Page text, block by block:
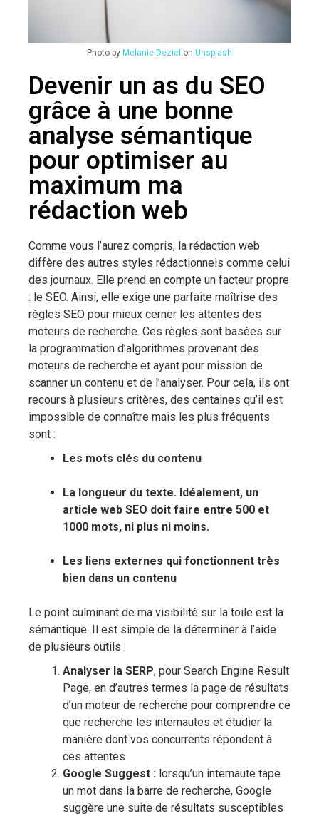
Photo by Melanie Deziel on Unsplash
Devenir un as du SEO
grâce à une bonne
analyse sémantique
pour optimiser au
maximum ma
rédaction web
Comme vous l’aurez compris, la rédaction web
diffère des autres styles rédactionnels comme celui
des journaux. Elle prend en compte un facteur propre
: le SEO. Ainsi, elle exige une parfaite maîtrise des
règles SEO pour mieux cerner les attentes des
moteurs de recherche. Ces règles sont basées sur
la programmation d’algorithmes provenant des
moteurs de recherche et ayant pour mission de
scanner un contenu et de l’analyser. Pour cela, ils ont
recours à plusieurs critères, des centaines qu’il est
impossible de connaître mais les plus fréquents
sont :
Les mots clés du contenu
La longueur du texte. Idéalement, un
article web SEO doit faire entre 500 et
1000 mots, ni plus ni moins.
Les liens externes qui fonctionnent très
bien dans un contenu
Le point culminant de ma visibilité sur la toile est la
sémantique. Il est simple de la déterminer à l’aide
de plusieurs outils :
Analyser la SERP, pour Search Engine Result
Page, en d’autres termes la page de résultats
d’un moteur de recherche pour comprendre ce
que recherche les internautes et étudier la
manière dont vos concurrents répondent à
ces attentes
Google Suggest : lorsqu’un internaute tape
un mot dans la barre de recherche, Google
suggère une suite de résultats susceptibles